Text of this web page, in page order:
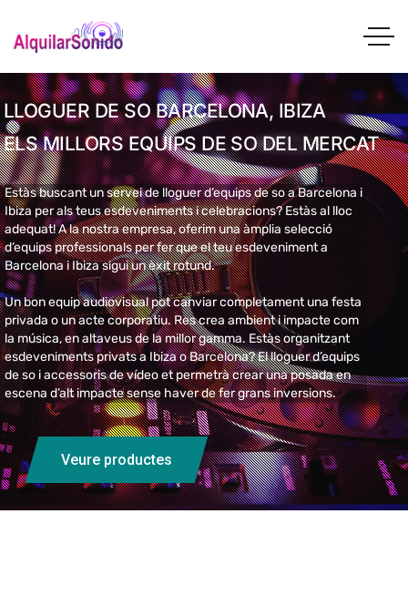
Estàs buscant un servei de lloguer d’equips de so a Barcelona i
Ibiza per als teus esdeveniments i celebracions? Estàs al lloc
adequat! A la nostra empresa, oferim una àmplia selecció
d’equips professionals per fer que el teu esdeveniment a
Barcelona i Ibiza sigui un èxit rotund.
Un bon equip audiovisual pot canviar completament una festa
privada o un acte corporatiu. Res crea ambient i impacte com
la música, en altaveus de la millor gamma. Estàs organitzant
esdeveniments privats a Ibiza o Barcelona? El lloguer d’equips
de so i accessoris de vídeo et permetrà crear una posada en
escena d’alt impacte sense haver de fer grans inversions.
LLOGUER DE SO BARCELONA, IBIZA
ELS MILLORS EQUIPS DE SO DEL MERCAT
Veure productes